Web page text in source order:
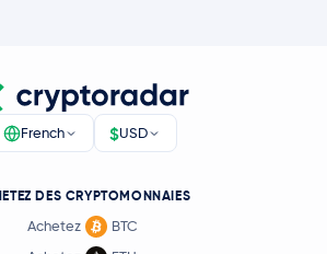
French $USD
DES CRYPTOMONNAIES
Achetez
BTC